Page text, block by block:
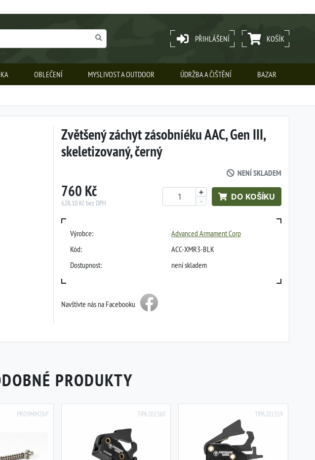
PŘIHLÁŠENÍ KOŠÍK
OBLEČENÍ MYSLIVOST A OUTDOOR ÚDRŽBA A ČIŠTĚNÍ BAZAR
Zvětšený záchyt zásobníéku AAC, Gen III,
skeletizovaný, černý
NENÍ SKLADEM
760 Kč
628,10 Kč bez DPH
+
-
DO KOŠÍKU
Výrobce:
Advanced Armament Corp
Kód:
ACC-XMR3-BLK
Dostupnost:
není skladem
Navštivte nás na Facebooku
PRODUKTY
PRO9MMZAP TIPA201360 TIPA201359